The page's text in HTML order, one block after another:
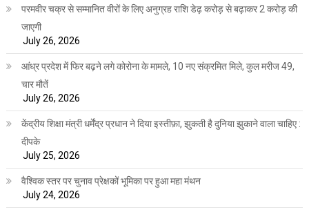
परमवीर चक्र से सम्मानित वीरों के लिए अनुग्रह राशि डेढ़ करोड़ से बढ़ाकर 2 करोड़ की
जाएगी
July 26, 2026
आंध्र प्रदेश में फिर बढ़ने लगे कोरोना के मामले, 10 नए संक्रमित मिले, कुल मरीज 49,
चार मौतें
July 26, 2026
केंद्रीय शिक्षा मंत्री धर्मेंद्र प्रधान ने दिया इस्तीफ़ा, झुकती है दुनिया झुकाने वाला चाहिए :
दीपके
July 25, 2026
वैश्विक स्तर पर चुनाव प्रेक्षकों भूमिका पर हुआ महा मंथन
July 24, 2026